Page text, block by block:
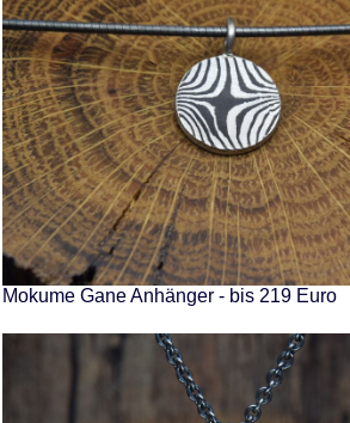
Mokume Gane Anhänger - bis 219 Euro